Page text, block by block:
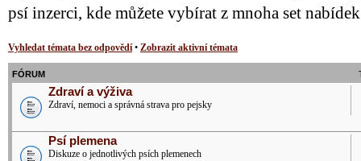
psí inzerci, kde můžete vybírat z mnoha set
Vyhledat témata bez odpovědí• Zobrazit aktivní témata
FÓRUM
Zdraví a výživa
Zdraví, nemoci a správná strava pro pejsky
Psí plemena
Diskuze o jednotlivých psích plemenech